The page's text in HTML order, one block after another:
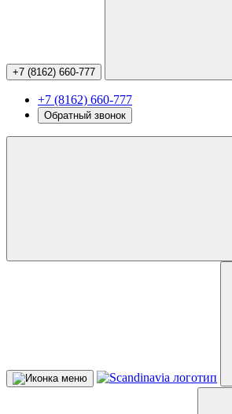
+7 (8162) 660-777
+7 (8162) 660-777
Обратный звонок